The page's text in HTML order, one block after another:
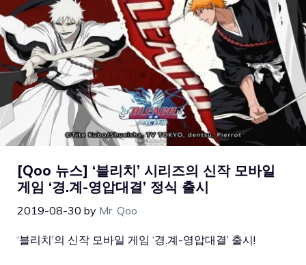
[Qoo 뉴스] ‘블리치’ 시리즈의 신작 모바일
게임 ‘경.계-영압대결’ 정식 출시
2019-08-30 by Mr. Qoo
‘블리치’의 신작 모바일 게임 ‘경.계-영압대결’ 출시!